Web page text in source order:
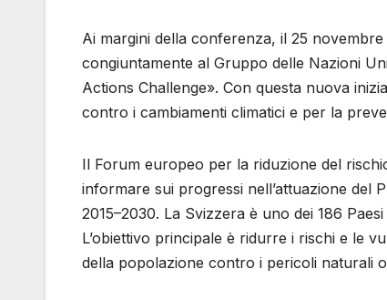
Ai margini della conferenza, il 25
congiuntamente al Gruppo delle Nazioni
Actions Challenge». Con questa nuova
contro i cambiamenti climatici e per la
Il Forum europeo per la riduzione del
informare sui progressi nell’attuazione del
2015–2030. La Svizzera è uno dei 186
L’obiettivo principale è ridurre i rischi e le
della popolazione contro i pericoli naturali